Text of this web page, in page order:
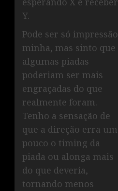
Y.
Pode ser só impressão
minha, mas sinto que
algumas piadas
poderiam ser mais
engraçadas do que
realmente foram.
Tenho a sensação de
que a direção erra um
pouco o timing da
piada ou alonga mais
do que deveria,
tornando menos